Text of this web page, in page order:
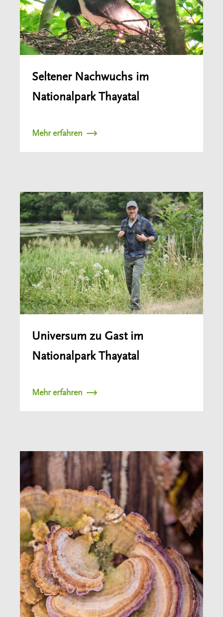
Seltener Nachwuchs im
Nationalpark Thayatal
Mehr erfahren
Universum zu Gast im
Nationalpark Thayatal
Mehr erfahren